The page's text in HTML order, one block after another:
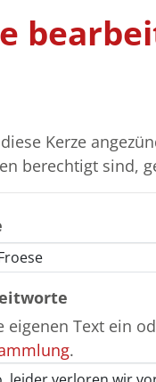
Kerze
berechtigt sind,
eigenen Text ein
.